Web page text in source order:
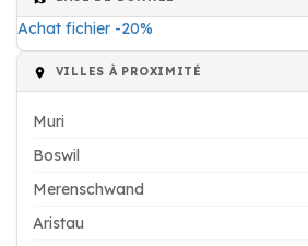
Achat fichier -20%
VILLES À PROXIMITÉ
Muri
Boswil
Merenschwand
Aristau